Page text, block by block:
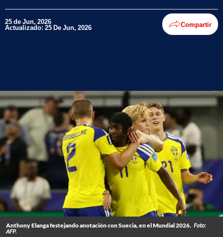
25 de Jun, 2026
Actualizado: 25 De Jun, 2026 Compartir
Anthony Elanga festejando anotación con Suecia, en el Mundial 2026. Foto:
AFP.